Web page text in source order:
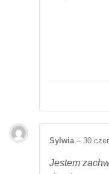
Sylwia – 30
Jestem